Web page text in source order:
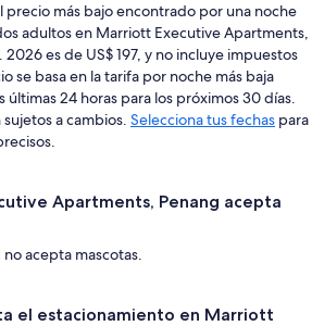
precio más bajo encontrado por una noche
adultos en Marriott Executive Apartments,
2026 es de US$ 197, y no incluye impuestos
se basa en la tarifa por noche más baja
últimas 24 horas para los próximos 30 días.
a cambios. Selecciona tus fechas para
Apartments, Penang acepta
acepta mascotas.
el estacionamiento en Marriott